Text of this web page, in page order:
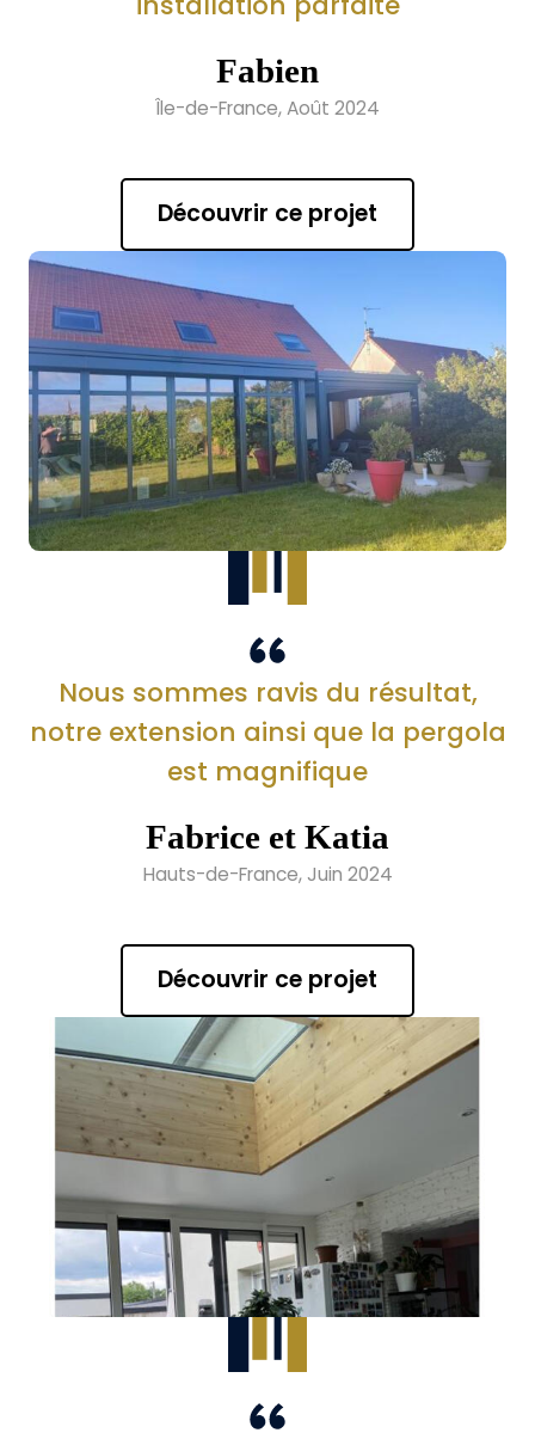
Fabien
Île-de-France, Août 2024
Découvrir ce projet
Nous sommes ravis du résultat,
notre extension ainsi que la pergola
est magnifique
Fabrice et Katia
Hauts-de-France, Juin 2024
Découvrir ce projet